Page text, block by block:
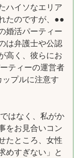
ハイソなエリア
たのですが、●●
婚活パーティー
は弁護士や公認
高く、彼らにお
ティーの運営者
プルに注意す
はなく、私がか
をお見合いコン
たところ、女性
めすぎない」と